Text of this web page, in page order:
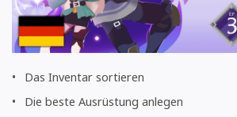
Das Inventar sortieren
Die beste Ausrüstung anlegen